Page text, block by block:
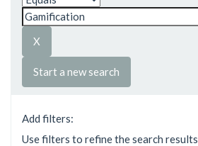
Start a new search
Add filters:
Use filters to refine the search results.